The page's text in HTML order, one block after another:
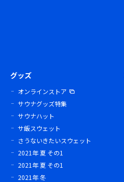
グッズ
オンラインストア
サウナグッズ特集
サウナハット
サ飯スウェット
さうないきたいスウェット
2021年 夏 その1
2021年 夏 その1
2021年 冬